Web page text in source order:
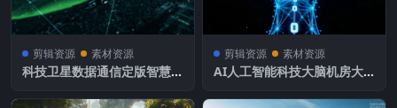
剪辑资源 素材资源
科技卫星数据通信定版智慧城
剪辑资源 素材资源
AI人工智能科技大脑机房大